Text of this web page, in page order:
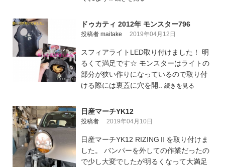
ドゥカティ 2012年 モンスター796
投稿者 maitake 2019年04月12日
スフィアライトLED取り付けました！ 明
るくて満足です☆ モンスターはライトの
部分が狭い作りになっているので取り付
ける際には裏蓋に穴を開.. 続きを見る
日産マーチYK12
投稿者 2019年04月10日
日産マーチYK12 RIZINGⅡを取り付けま
した。 バンパーを外しての作業だったの
で少し大変でしたが明るくなって大満足